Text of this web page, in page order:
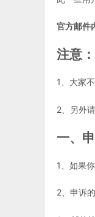
官方邮件
注意：
1、大家
2、另外
一、
1、如果
2、申诉